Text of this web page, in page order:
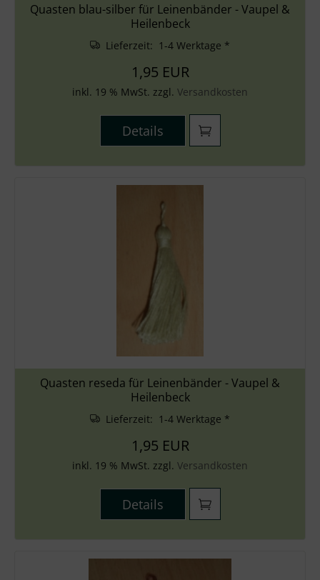
Quasten blau-silber für Leinenbänder - Vaupel &
Heilenbeck
Lieferzeit: 1-4 Werktage *
1,95 EUR
inkl. 19 % MwSt. zzgl. Versandkosten
Details
Quasten reseda für Leinenbänder - Vaupel &
Heilenbeck
Lieferzeit: 1-4 Werktage *
1,95 EUR
inkl. 19 % MwSt. zzgl. Versandkosten
Details